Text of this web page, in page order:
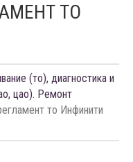
ТО
(то), диагностика и
цао). Ремонт
то Инфинити